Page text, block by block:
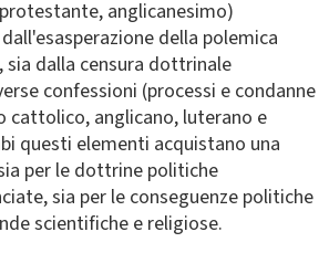
anglicanesimo)
della polemica
sia dalla censura dottrinale
confessioni (processi e condanne
cattolico, anglicano, luterano e
questi elementi acquistano una
per le dottrine politiche
sia per le conseguenze politiche
scientifiche e religiose.